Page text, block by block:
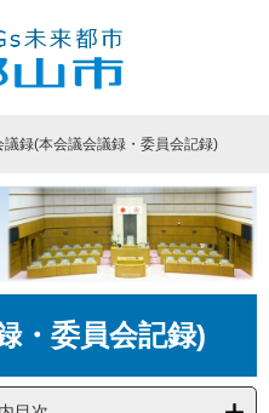
議録(本会議会議録・委員会記録)
・委員会記録)